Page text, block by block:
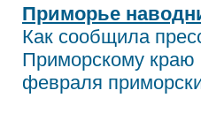
Приморье
Как сообщила
Приморскому краю
февраля